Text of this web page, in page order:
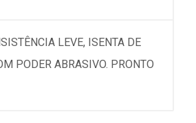
LEVE, ISENTA DE
PODER ABRASIVO. PRONTO